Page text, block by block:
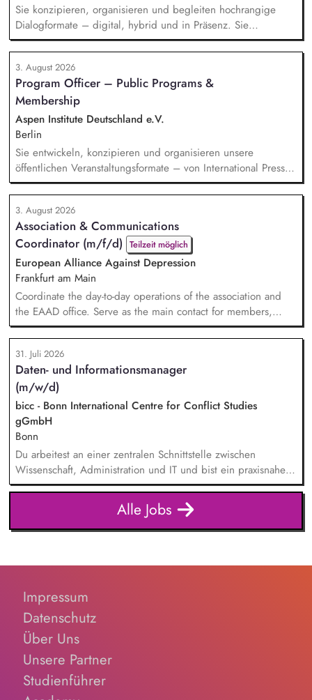
Sie konzipieren, organisieren und begleiten hochrangige
Dialogformate – digital, hybrid und in Präsenz. Sie
identifizieren aktuelle Entwicklungen in den Bereichen
Handel, Technologie, Geopolitik und wirtschaftliche
Sicherheit und bereiten diese für Veranstaltungen,
Hintergrundgespräche, Publikationen und politische
Diskussionen auf. Sie identifizieren und gewinnen
Referent*innen sowie Diskuss...
3. August 2026
Program Officer – Public Programs &
Membership
Aspen Institute Deutschland e.V.
Berlin
Sie entwickeln, konzipieren und organisieren unsere
öffentlichen Veranstaltungsformate – von International Press
Roundtables, Deep Dive Discussions und Aspen Fireside
Chats bis hin zu besonderen Formaten wie der Aspen
Summer Party, der Aspen Gala und neuen
Veranstaltungsformaten. Sie identifizieren aktuelle politische
Themen und gewinnen hochrangige Referentinnen sowie
Diskussionspartnerinnen a...
3. August 2026
Association & Communications
Coordinator (m/f/d) Teilzeit möglich
European Alliance Against Depression
Frankfurt am Main
Coordinate the day-to-day operations of the association and
the EAAD office. Serve as the main contact for members,
partners and general enquiries. Support the Board of
Directors by organising meetings, preparing documents and
following up on decisions. Coordinate the association's
website, newsletters and social media. Support awareness
campaigns and communication activities. Coordinate and
devel...
31. Juli 2026
Daten- und Informationsmanager
(m/w/d)
bicc - Bonn International Centre for Conflict Studies
gGmbH
Bonn
Du arbeitest an einer zentralen Schnittstelle zwischen
Wissenschaft, Administration und IT und bist ein praxisnaher
Allrounder in den verschiedenen Themenbereichen. In dieser
Rolle betreust Du unsere Bibliothek, entwickelst unser
Forschungsinformationssystem (FIS) und das institutionelle
Forschungsdatenmanagement (FDM) weiter. Du sicherst die
Alle Jobs
Impressum
Datenschutz
Über Uns
Unsere Partner
Studienführer